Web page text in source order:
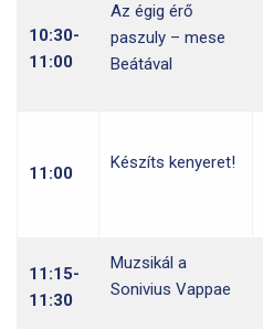
10:30-
11:00
Az égig érő
paszuly – mese
Beátával
11:00
Készíts kenyeret!
11:15-
11:30
Muzsikál a
Sonivius Vappae